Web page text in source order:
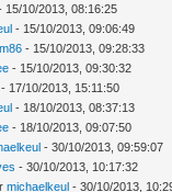
15/10/2013, 08:16:25
- 15/10/2013, 09:06:49
- 15/10/2013, 09:28:33
- 15/10/2013, 09:30:32
- 17/10/2013, 15:11:50
- 18/10/2013, 08:37:13
- 18/10/2013, 09:07:50
- 30/10/2013, 09:59:07
- 30/10/2013, 10:17:32
michaelkeul - 30/10/2013,